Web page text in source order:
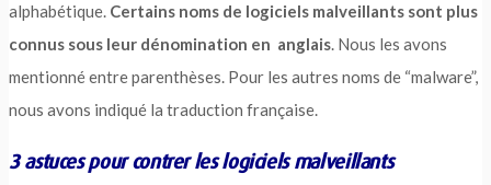
alphabétique. Certains noms de logiciels malveillants sont plus
connus sous leur dénomination en anglais. Nous les avons
mentionné entre parenthèses. Pour les autres noms de “malware”,
nous avons indiqué la traduction française.
3 astuces pour contrer les logiciels malveillants